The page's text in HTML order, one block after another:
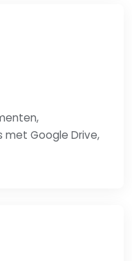
Google Drive,